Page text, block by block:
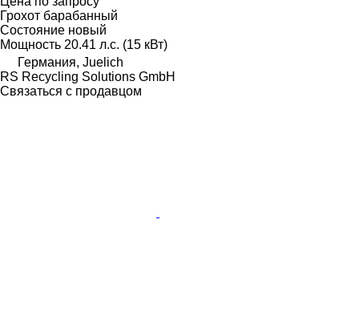
Грохот барабанный
Состояние новый
Мощность 20.41 л.с. (15 кВт)
Германия, Juelich
RS Recycling Solutions GmbH
Связаться с продавцом